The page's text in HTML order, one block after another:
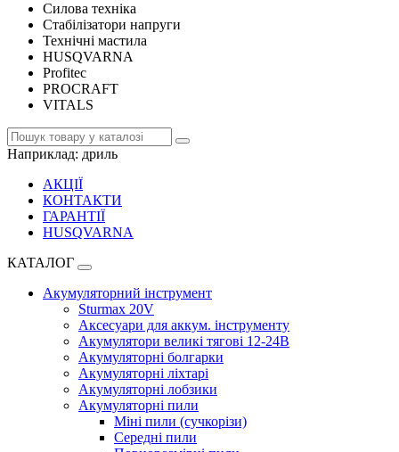
Силова техніка
Стабілізатори напруги
Технічні мастила
HUSQVARNA
Profitec
PROCRAFT
VITALS
Наприклад: дриль
АКЦІЇ
КОНТАКТИ
ГАРАНТІЇ
HUSQVARNA
КАТАЛОГ
Акумуляторний інструмент
Sturmax 20V
Аксесуари для аккум. інструменту
Акумулятори великі тягові 12-24В
Акумуляторні болгарки
Акумуляторні ліхтарі
Акумуляторні лобзики
Акумуляторні пили
Міні пили (сучкорізи)
Середні пили